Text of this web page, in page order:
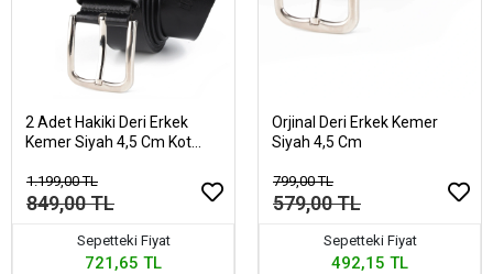
2 Adet Hakiki Deri Erkek
Kemer Siyah 4,5 Cm Kot
1.199,00 TL
849,00 TL
Sepetteki Fiyat
721,65 TL
Orjinal Deri Erkek Kemer
Siyah 4,5 Cm
799,00 TL
579,00 TL
Sepetteki Fiyat
492,15 TL